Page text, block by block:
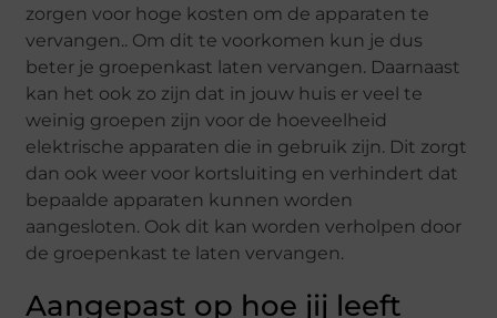
zorgen voor hoge kosten om de apparaten te
vervangen.. Om dit te voorkomen kun je dus
beter je groepenkast laten vervangen. Daarnaast
kan het ook zo zijn dat in jouw huis er veel te
weinig groepen zijn voor de hoeveelheid
elektrische apparaten die in gebruik zijn. Dit zorgt
dan ook weer voor kortsluiting en verhindert dat
bepaalde apparaten kunnen worden
aangesloten. Ook dit kan worden verholpen door
de groepenkast te laten vervangen.
Aangepast op hoe jij leeft